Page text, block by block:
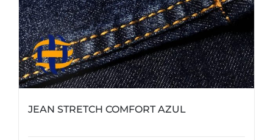
JEAN STRETCH COMFORT AZUL